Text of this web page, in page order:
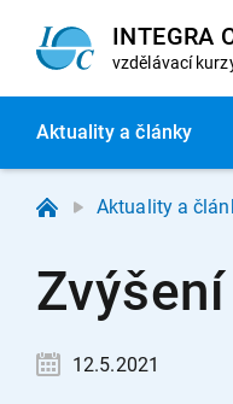
INTEGRA
vzdělávací
Aktualitya články
Aktuality a
12.5.2021